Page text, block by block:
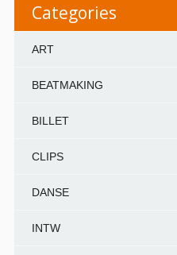
Categories
ART
BEATMAKING
BILLET
CLIPS
DANSE
INTW